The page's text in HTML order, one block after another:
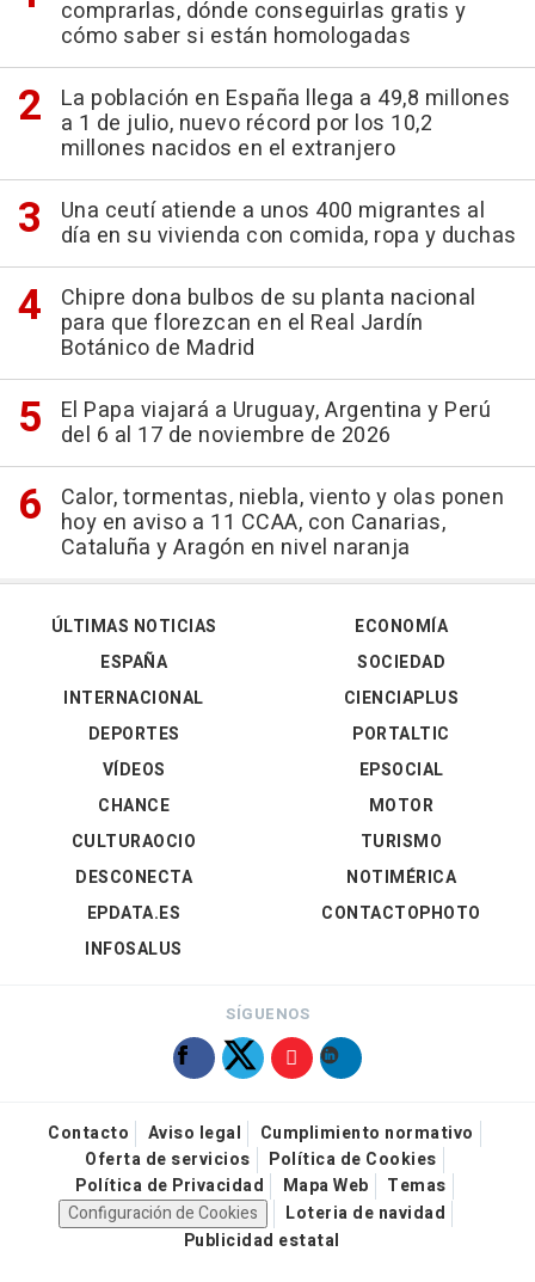
comprarlas, dónde conseguirlas gratis y
cómo saber si están homologadas
La población en España llega a 49,8 millones
a 1 de julio, nuevo récord por los 10,2
millones nacidos en el extranjero
Una ceutí atiende a unos 400 migrantes al
día en su vivienda con comida, ropa y duchas
Chipre dona bulbos de su planta nacional
para que florezcan en el Real Jardín
Botánico de Madrid
El Papa viajará a Uruguay, Argentina y Perú
del 6 al 17 de noviembre de 2026
Calor, tormentas, niebla, viento y olas ponen
hoy en aviso a 11 CCAA, con Canarias,
Cataluña y Aragón en nivel naranja
ÚLTIMAS NOTICIAS
ESPAÑA
INTERNACIONAL
DEPORTES
VÍDEOS
ECONOMÍA
SOCIEDAD
CIENCIAPLUS
PORTALTIC
EPSOCIAL
CHANCE
CULTURAOCIO
DESCONECTA
EPDATA.ES
INFOSALUS
MOTOR
TURISMO
NOTIMÉRICA
CONTACTOPHOTO
SÍGUENOS
Contacto Aviso legal
Cumplimiento normativo
Oferta de servicios
Política de Cookies
Política de Privacidad
Mapa Web
Temas
Configuración de Cookies
Loteria de navidad
Publicidad estatal